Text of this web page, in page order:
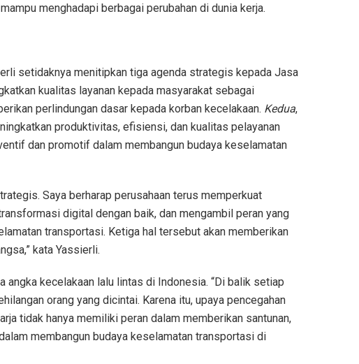
menghadapi berbagai perubahan di dunia kerja.
setidaknya menitipkan tiga agenda strategis kepada Jasa
kualitas layanan kepada masyarakat sebagai
perlindungan dasar kepada korban kecelakaan. Kedua,
produktivitas, efisiensi, dan kualitas pelayanan
dan promotif dalam membangun budaya keselamatan
Saya berharap perusahaan terus memperkuat
digital dengan baik, dan mengambil peran yang
transportasi. Ketiga hal tersebut akan memberikan
kata Yassierli.
angka kecelakaan lalu lintas di Indonesia. “Di balik setiap
orang yang dicintai. Karena itu, upaya pencegahan
tidak hanya memiliki peran dalam memberikan santunan,
membangun budaya keselamatan transportasi di